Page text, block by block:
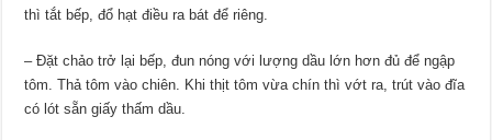
thì tắt bếp, đổ hạt điều ra bát để riêng.
– Đặt chảo trở lại bếp, đun nóng với lượng dầu lớn hơn đủ để ngập
tôm. Thả tôm vào chiên. Khi thịt tôm vừa chín thì vớt ra, trút vào đĩa
có lót sẵn giấy thấm dầu.